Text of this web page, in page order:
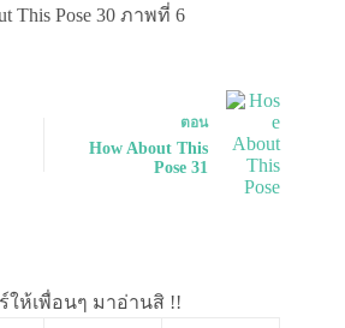
ตอน
How About This
Pose 31
ให้เพื่อนๆ มาอ่านสิ !!